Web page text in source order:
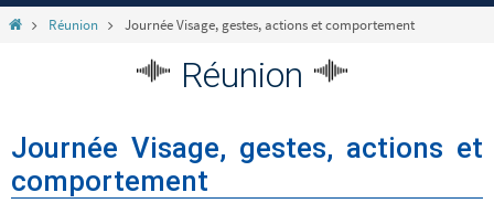
HomeRéunion Journée Visage, gestes, actions et comportement
Réunion
Journée Visage, gestes, actions et
comportement